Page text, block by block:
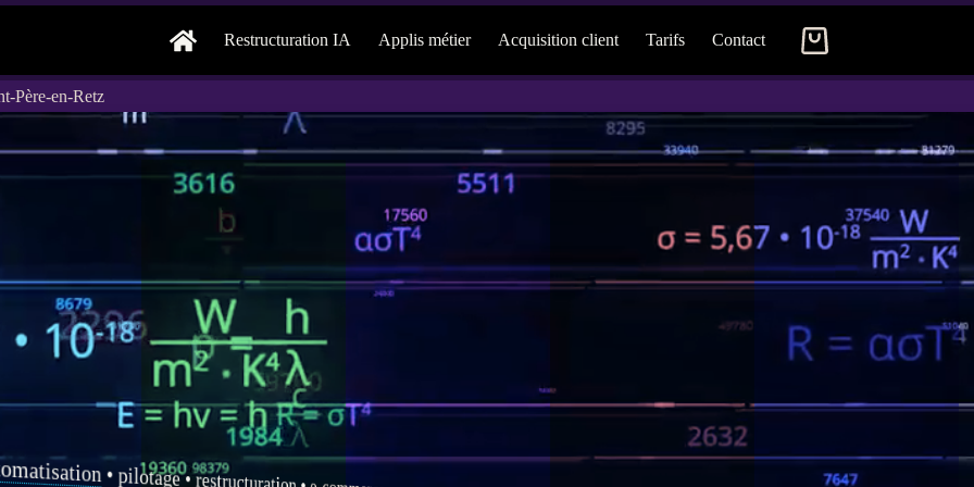
Restructuration IA Applis métier Acquisition client Tarifs Contact
Panier
Père-en-Retz
• pilotage•